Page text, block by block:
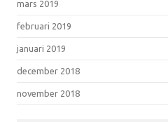
mars 2019
februari 2019
januari 2019
december 2018
november 2018